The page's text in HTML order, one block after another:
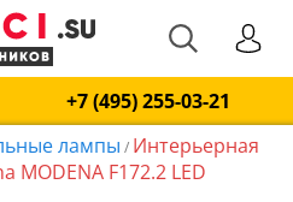
+7 (495) 255-03-21
лампы / Интерьерная
MODENA F172.2 LED